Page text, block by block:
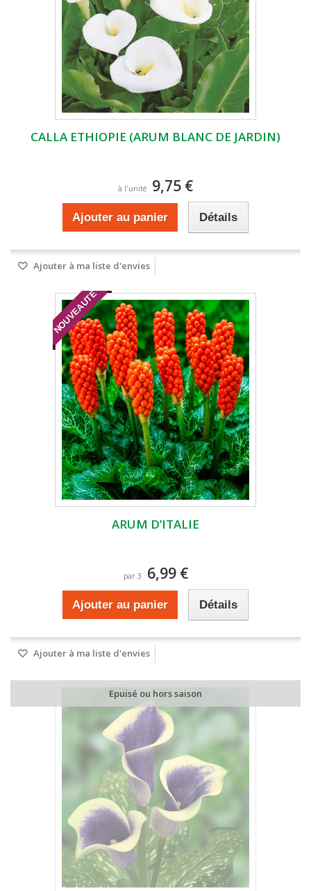
CALLA ETHIOPIE (ARUM BLANC DE JARDIN)
à l'unité 9,75 €
Ajouter au panier Détails
Ajouter à ma liste d'envies
NOUVEAUTÉ
ARUM D’ITALIE
par 3 6,99 €
Ajouter au panier Détails
Ajouter à ma liste d'envies
Epuisé ou hors saison